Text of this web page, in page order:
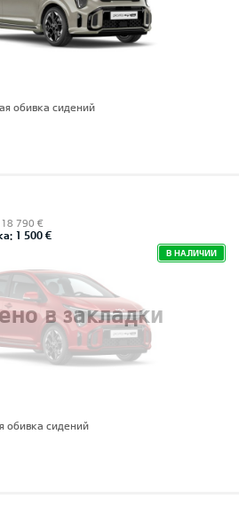
обивка сидений
в закладки
790 €
1 500 €
В НАЛИЧИИ
обивка сидений